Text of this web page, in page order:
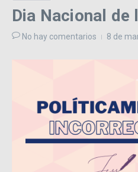
Dia Nacional de
No hay comentarios 8 de